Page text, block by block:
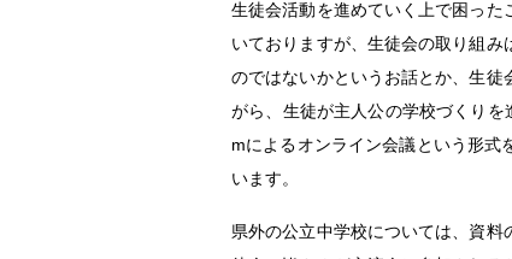
生徒会活動を進めていく上で困っ
いておりますが、生徒会の取り組
のではないかというお話とか、生
がら、生徒が主人公の学校づくり
mによるオンライン会議という形式
います。
県外の公立中学校については、資